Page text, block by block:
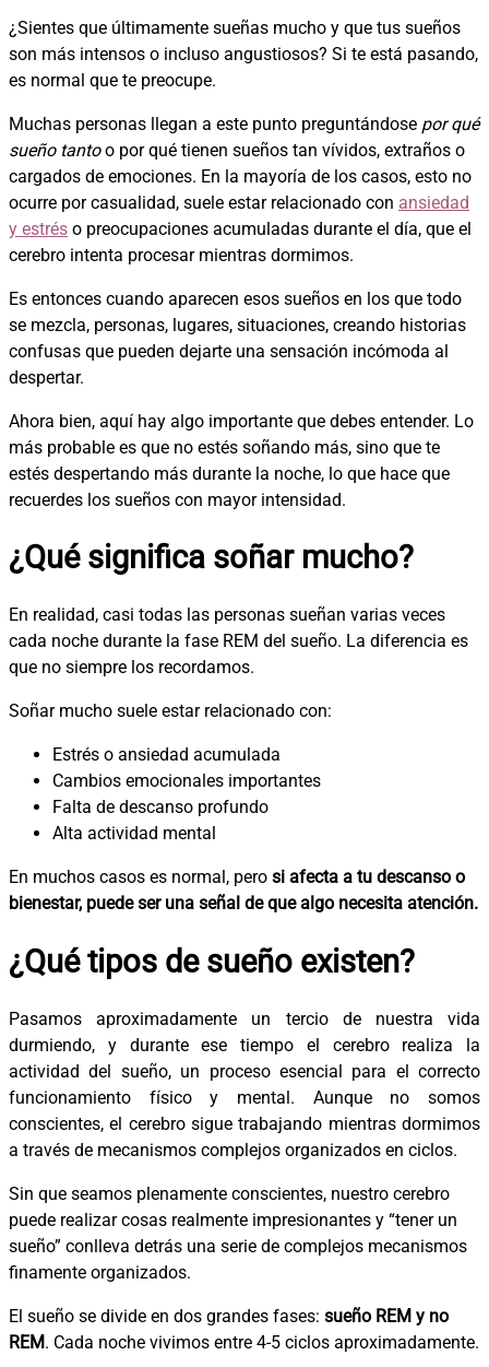
¿Sientes que últimamente sueñas mucho y que tus sueños
son más intensos o incluso angustiosos? Si te está pasando,
es normal que te preocupe.
Muchas personas llegan a este punto preguntándose por qué
sueño tantoo por qué tienen sueños tan vívidos, extraños o
cargados de emociones. En la mayoría de los casos, esto no
ocurre por casualidad, suele estar relacionado con ansiedad
y estrés o preocupaciones acumuladas durante el día, que el
cerebro intenta procesar mientras dormimos.
Es entonces cuando aparecen esos sueños en los que todo
se mezcla, personas, lugares, situaciones, creando historias
confusas que pueden dejarte una sensación incómoda al
despertar.
Ahora bien, aquí hay algo importante que debes entender. Lo
más probable es que no estés soñando más, sino que te
estés despertando más durante la noche, lo que hace que
recuerdes los sueños con mayor intensidad.
¿Qué significa soñar mucho?
En realidad, casi todas las personas sueñan varias veces
cada noche durante la fase REM del sueño. La diferencia es
que no siempre los recordamos.
Soñar mucho suele estar relacionado con:
Estrés o ansiedad acumulada
Cambios emocionales importantes
Falta de descanso profundo
Alta actividad mental
En muchos casos es normal, pero si afecta a tu descanso o
bienestar, puede ser una señal de que algo necesita atención.
¿Qué tipos de sueño existen?
Pasamos aproximadamente un tercio de nuestra vida
durmiendo, y durante ese tiempo el cerebro realiza la
actividad del sueño, un proceso esencial para el correcto
funcionamiento físico y mental. Aunque no somos
conscientes, el cerebro sigue trabajando mientras dormimos
a través de mecanismos complejos organizados en ciclos.
Sin que seamos plenamente conscientes, nuestro cerebro
puede realizar cosas realmente impresionantes y “tener un
sueño” conlleva detrás una serie de complejos mecanismos
finamente organizados.
El sueño se divide en dos grandes fases: sueño REM y no
REM. Cada noche vivimos entre 4-5 ciclos aproximadamente.